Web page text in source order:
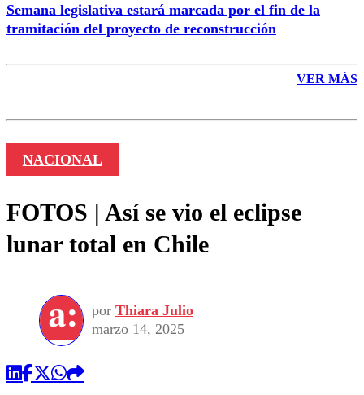
Semana legislativa estará marcada por el fin de la
tramitación del proyecto de reconstrucción
VER MÁS
NACIONAL
FOTOS | Así se vio el eclipse
lunar total en Chile
por Thiara Julio
marzo 14, 2025